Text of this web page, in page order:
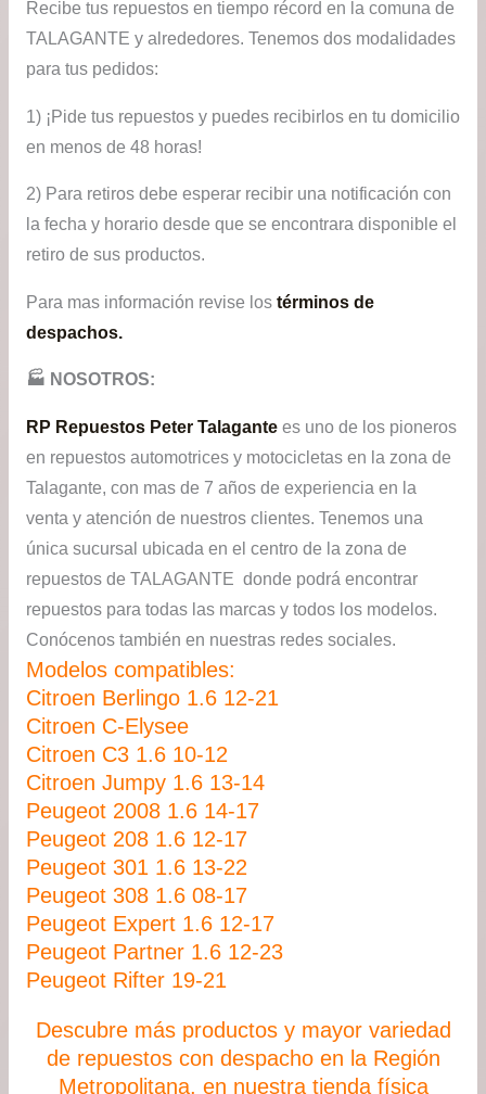
Recibe tus repuestos en tiempo récord en la comuna de
TALAGANTE y alrededores. Tenemos dos modalidades
para tus pedidos:
1) ¡Pide tus repuestos y puedes recibirlos en tu domicilio
en menos de 48 horas!
2) Para retiros debe esperar recibir una notificación con
la fecha y horario desde que se encontrara disponible el
retiro de sus productos.
Para mas información revise los términos de
despachos.
🏭​ NOSOTROS:
RP Repuestos Peter Talagante es uno de los pioneros
en repuestos automotrices y motocicletas en la zona de
Talagante, con mas de 7 años de experiencia en la
venta y atención de nuestros clientes. Tenemos una
única sucursal ubicada en el centro de la zona de
repuestos de TALAGANTE donde podrá encontrar
repuestos para todas las marcas y todos los modelos.
Conócenos también en nuestras redes sociales.
Modelos compatibles:
Citroen Berlingo 1.6 12-21
Citroen C-Elysee
Citroen C3 1.6 10-12
Citroen Jumpy 1.6 13-14
Peugeot 2008 1.6 14-17
Peugeot 208 1.6 12-17
Peugeot 301 1.6 13-22
Peugeot 308 1.6 08-17
Peugeot Expert 1.6 12-17
Peugeot Partner 1.6 12-23
Peugeot Rifter 19-21
Descubre más productos y mayor variedad
de repuestos con despacho en la Región
Metropolitana, en nuestra tienda física